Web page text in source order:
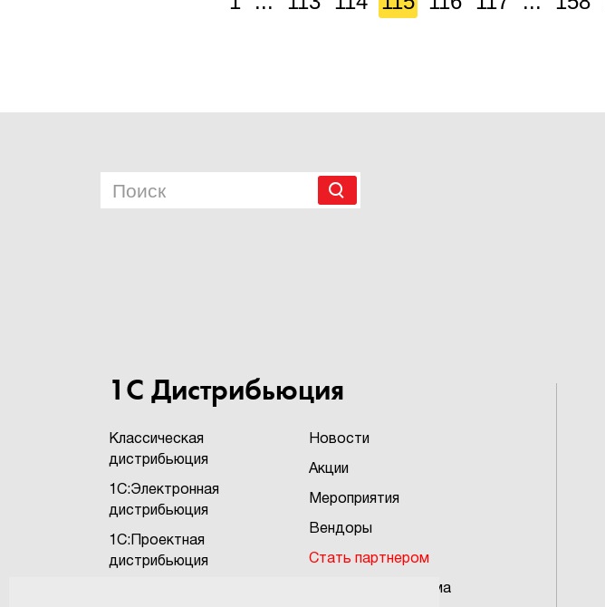
1С Дистрибьюция
Классическая
дистрибьюция
1С:Электронная
дистрибьюция
1С:Проектная
дистрибьюция
Новости
Акции
Мероприятия
Вендоры
Стать партнером
Бонусная программа